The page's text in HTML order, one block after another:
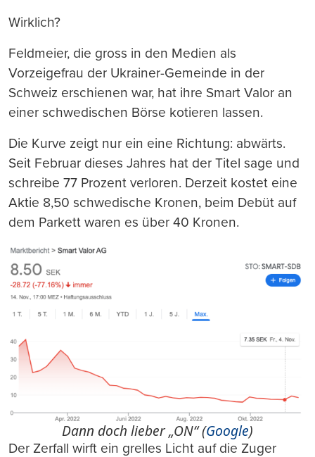
Wirklich?
Feldmeier, die gross in den Medien als
Vorzeigefrau der Ukrainer-Gemeinde in der
Schweiz erschienen war, hat ihre Smart Valor an
einer schwedischen Börse kotieren lassen.
Die Kurve zeigt nur ein eine Richtung: abwärts.
Seit Februar dieses Jahres hat der Titel sage und
schreibe 77 Prozent verloren. Derzeit kostet eine
Aktie 8,50 schwedische Kronen, beim Debüt auf
dem Parkett waren es über 40 Kronen.
Dann doch lieber „ON“ (Google)
Der Zerfall wirft ein grelles Licht auf die Zuger